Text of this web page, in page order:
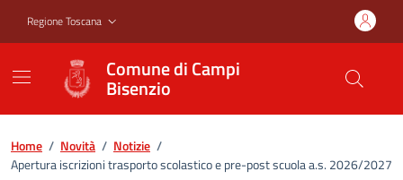
Regione Toscana
Comune di Campi
Bisenzio
Home / Novità / Notizie /
Apertura iscrizioni trasporto scolastico e pre-post scuola a.s. 2026/2027